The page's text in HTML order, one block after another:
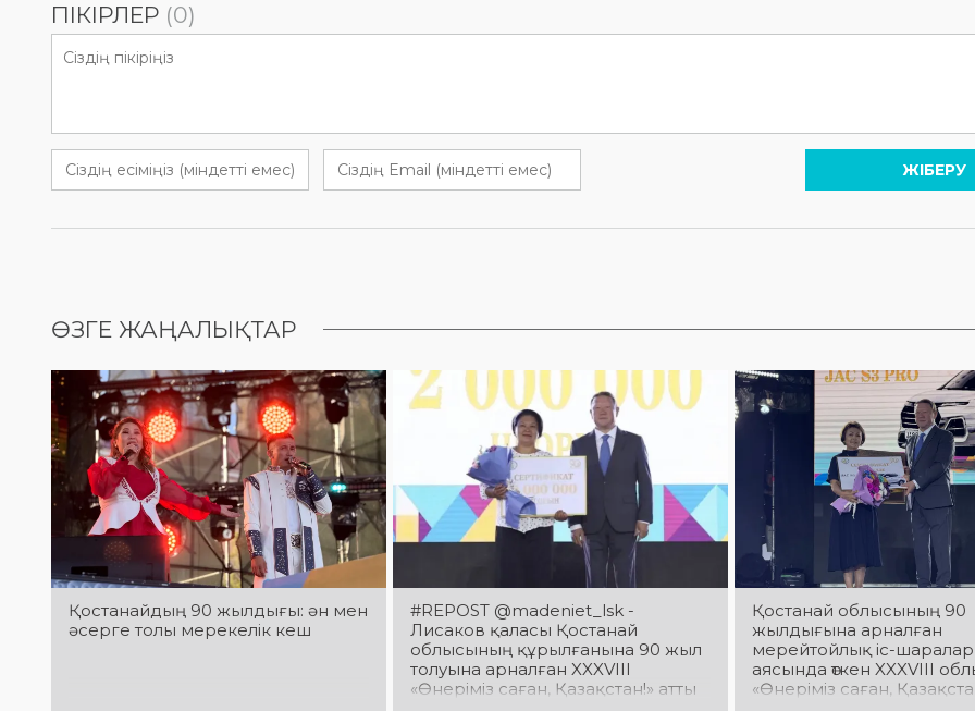
ПІКІРЛЕР (0)
ЖІБЕРУ
ӨЗГЕ ЖАҢАЛЫҚТАР
Қостанайдың 90 жылдығы: ән мен
әсерге толы мерекелік кеш
#REPOST @madeniet_lsk -
Лисаков қаласы Қостанай
облысының құрылғанына 90 жыл
толуына арналған XXXVIII
«Өнеріміз саған, Қазақстан!» атты
Қостанай облысының 90
жылдығына арналған
мерейтойлық іс-шаралар
аясында өткен XXXVIII
«Өнеріміз саған,